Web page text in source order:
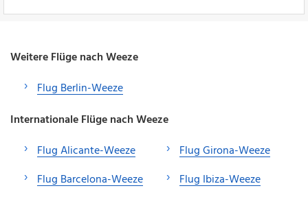
Weitere Flüge nach Weeze
Flug Berlin-Weeze
Internationale Flüge nach Weeze
Flug Alicante-Weeze
Flug Barcelona-Weeze
Flug Girona-Weeze
Flug Ibiza-Weeze